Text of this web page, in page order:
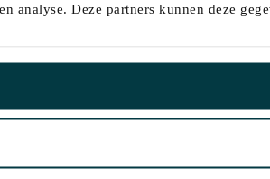
analyse. Deze partners kunnen deze